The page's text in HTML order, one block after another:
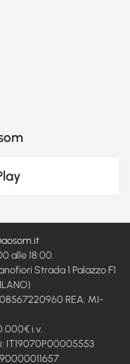
alle 18:00.
Strada 1 Palazzo F1
REA: MI-
i.v.
IT19070P00005553